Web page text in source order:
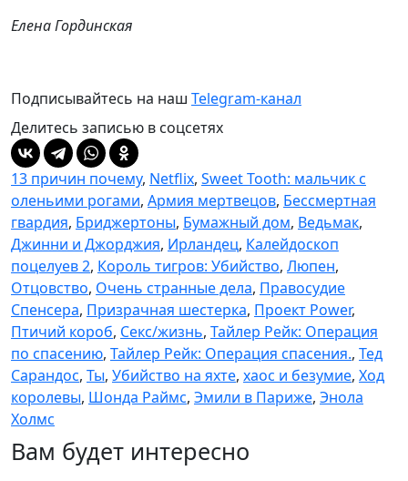
Елена Гординская
Подписывайтесь на наш Telegram-канал
Делитесь записью в соцсетях
13 причин почему, Netflix, Sweet Tooth: мальчик с
оленьими рогами, Армия мертвецов, Бессмертная
гвардия, Бриджертоны, Бумажный дом, Ведьмак,
Джинни и Джорджия, Ирландец, Калейдоскоп
поцелуев 2, Король тигров: Убийство, Люпен,
Отцовство, Очень странные дела, Правосудие
Спенсера, Призрачная шестерка, Проект Power,
Птичий короб, Секс/жизнь, Тайлер Рейк: Операция
по спасению, Тайлер Рейк: Операция спасения., Тед
Сарандос, Ты, Убийство на яхте, хаос и безумие, Ход
королевы, Шонда Раймс, Эмили в Париже, Энола
Холмс
Вам будет интересно